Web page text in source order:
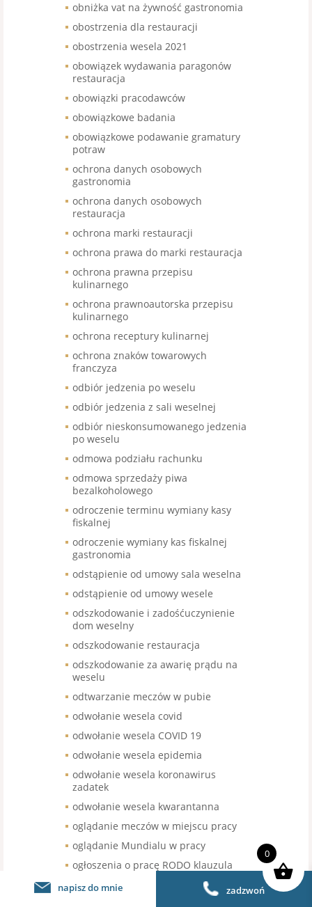
obniżka vat na żywność gastronomia
obostrzenia dla restauracji
obostrzenia wesela 2021
obowiązek wydawania paragonów
restauracja
obowiązki pracodawców
obowiązkowe badania
obowiązkowe podawanie gramatury
potraw
ochrona danych osobowych
gastronomia
ochrona danych osobowych
restauracja
ochrona marki restauracji
ochrona prawa do marki restauracja
ochrona prawna przepisu
kulinarnego
ochrona prawnoautorska przepisu
kulinarnego
ochrona receptury kulinarnej
ochrona znaków towarowych
franczyza
odbiór jedzenia po weselu
odbiór jedzenia z sali weselnej
odbiór nieskonsumowanego jedzenia
po weselu
odmowa podziału rachunku
odmowa sprzedaży piwa
bezalkoholowego
odroczenie terminu wymiany kasy
fiskalnej
odroczenie wymiany kas fiskalnej
gastronomia
odstąpienie od umowy sala weselna
odstąpienie od umowy wesele
odszkodowanie i zadośćuczynienie
dom weselny
odszkodowanie restauracja
odszkodowanie za awarię prądu na
weselu
odtwarzanie meczów w pubie
odwołanie wesela covid
odwołanie wesela COVID 19
odwołanie wesela epidemia
odwołanie wesela koronawirus
zadatek
odwołanie wesela kwarantanna
oglądanie meczów w miejscu pracy
oglądanie Mundialu w pracy
ogłoszenia o pracę RODO klauzula
ogródki letnie
napisz do mnie zadzwoń
0